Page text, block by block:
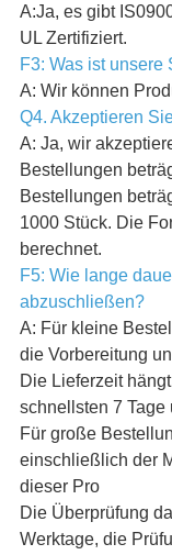
A:Ja, es gibt
UL Zertifiziert.
F3: Was ist unsere
A: Wir können
Q4. Akzeptieren
A: Ja, wir
Bestellungen
Bestellungen
1000 Stück. Die
berechnet.
F5: Wie lange
abzuschließen?
A: Für kleine
die Vorbereitung
Die Lieferzeit
schnellsten 7 Tage
Für große
einschließlich der
dieser Pro
Die Überprüfung
Werktage, die